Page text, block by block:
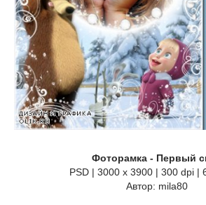
Фоторамка - Первый
PSD | 3000 x 3900 | 300 dpi |
Автор: mila80